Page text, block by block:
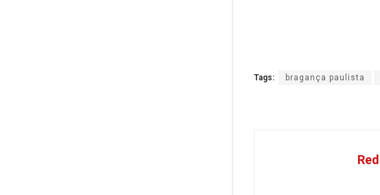
Tags: bragança paulista